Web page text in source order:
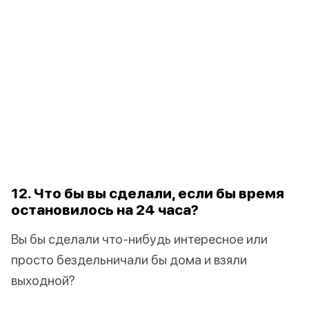
12. Что бы вы сделали, если бы время
остановилось на 24 часа?
Вы бы сделали что-нибудь интересное или
просто бездельничали бы дома и взяли
выходной?